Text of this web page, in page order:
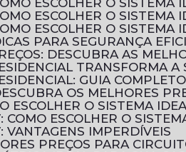
ESCOLHER O
ESCOLHER O SISTEMA
ESCOLHER O SISTEMA
PARA SEGURANÇA
DESCUBRA AS
TRANSFORMA
GUIA COMPLETO
OS MELHORES
ESCOLHER O SISTEMA
COMO ESCOLHER O
VANTAGENS IMPERDÍVEIS
PREÇOS PARA